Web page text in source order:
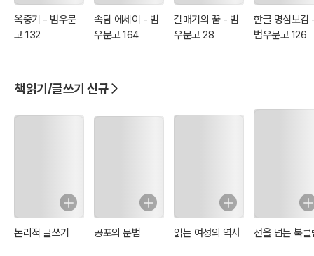
옥중기 - 범우문
고 132
속담 에세이 - 범
우문고 164
갈매기의 꿈 - 범
우문고 28
한글 명심보감
범우문고 126
책읽기/글쓰기 신규
논리적 글쓰기 공포의 문법 읽는 여성의 역사 선을 넘는 북클